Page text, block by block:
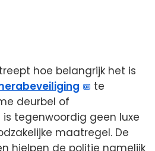
hoe belangrijk het is
te
deurbel of
tegenwoordig geen luxe
maatregel. De
hielpen de politie namelijk